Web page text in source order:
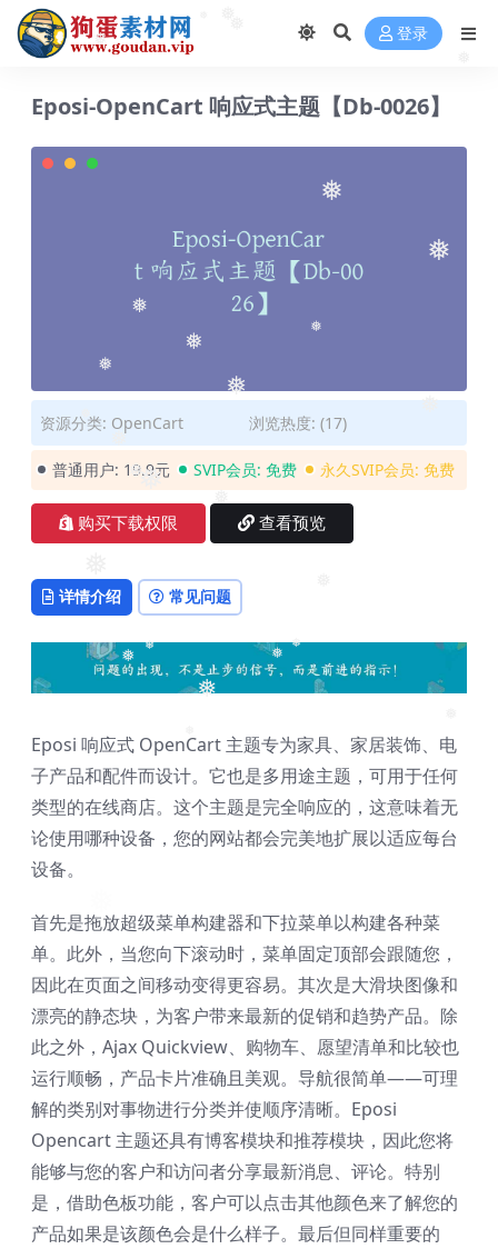
❅
❅
❅
❅
❅
❅
❅
❅
❅
❅
❅
❅
❅
登录
Eposi-OpenCart 响应式主题【Db-0026】
资源分类: OpenCart 浏览热度: (17)
普通用户: 19.9元 SVIP会员: 免费 永久SVIP会员: 免费
购买下载权限 查看预览
详情介绍 常见问题
Eposi 响应式 OpenCart 主题专为家具、家居装饰、电
子产品和配件而设计。它也是多用途主题，可用于任何
类型的在线商店。这个主题是完全响应的，这意味着无
论使用哪种设备，您的网站都会完美地扩展以适应每台
设备。
首先是拖放超级菜单构建器和下拉菜单以构建各种菜
单。此外，当您向下滚动时，菜单固定顶部会跟随您，
因此在页面之间移动变得更容易。其次是大滑块图像和
漂亮的静态块，为客户带来最新的促销和趋势产品。除
此之外，Ajax Quickview、购物车、愿望清单和比较也
运行顺畅，产品卡片准确且美观。导航很简单——可理
解的类别对事物进行分类并使顺序清晰。Eposi
Opencart 主题还具有博客模块和推荐模块，因此您将
能够与您的客户和访问者分享最新消息、评论。特别
是，借助色板功能，客户可以点击其他颜色来了解您的
产品如果是该颜色会是什么样子。最后但同样重要的